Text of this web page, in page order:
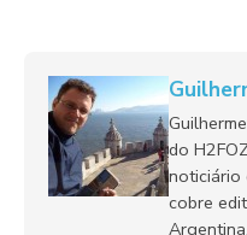
do
noticiário
cobre